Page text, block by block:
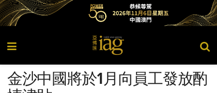
金沙中國將於1月向員工發放酌